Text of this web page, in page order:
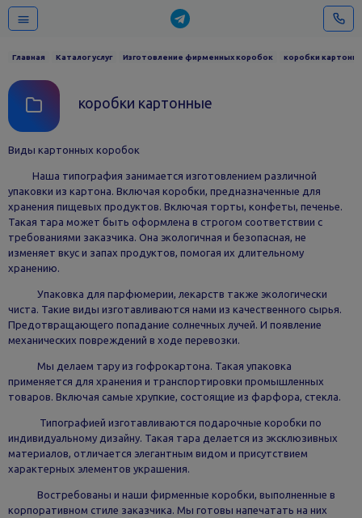
Главная Каталог услуг Изготовление фирменных коробок коробки
коробки картонные
Виды картонных коробок
Наша типография занимается изготовлением различной
упаковки из картона. Включая коробки, предназначенные для
хранения пищевых продуктов. Включая торты, конфеты, печенье.
Такая тара может быть оформлена в строгом соответствии с
требованиями заказчика. Она экологичная и безопасная, не
изменяет вкус и запах продуктов, помогая их длительному
хранению.
Упаковка для парфюмерии, лекарств также экологически
чиста. Такие виды изготавливаются нами из качественного сырья.
Предотвращающего попадание солнечных лучей. И появление
механических повреждений в ходе перевозки.
Мы делаем тару из гофрокартона. Такая упаковка
применяется для хранения и транспортировки промышленных
товаров. Включая самые хрупкие, состоящие из фарфора, стекла.
Типографией изготавливаются подарочные коробки по
индивидуальному дизайну. Такая тара делается из эксклюзивных
материалов, отличается элегантным видом и присутствием
характерных элементов украшения.
Востребованы и наши фирменные коробки, выполненные в
корпоративном стиле заказчика. Мы готовы напечатать на них